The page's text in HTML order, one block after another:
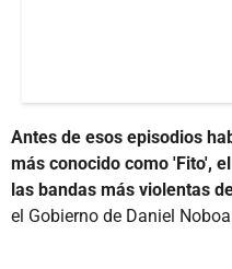
Antes de esos episodios
más conocido como 'Fito',
las bandas más violentas
el Gobierno de Daniel